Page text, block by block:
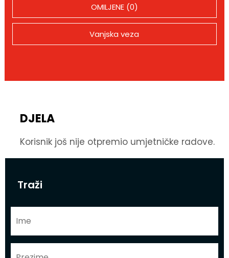
Traži
OMILJENE (0)
Vanjska veza
DJELA
Korisnik još nije otpremio umjetničke radove.